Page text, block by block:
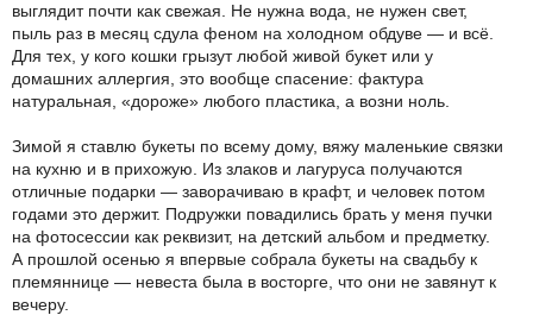
выглядит почти как свежая. Не нужна вода, не нужен свет,
пыль раз в месяц сдула феном на холодном обдуве — и всё.
Для тех, у кого кошки грызут любой живой букет или у
домашних аллергия, это вообще спасение: фактура
натуральная, «дороже» любого пластика, а возни ноль.
Зимой я ставлю букеты по всему дому, вяжу маленькие связки
на кухню и в прихожую. Из злаков и лагуруса получаются
отличные подарки — заворачиваю в крафт, и человек потом
годами это держит. Подружки повадились брать у меня пучки
на фотосессии как реквизит, на детский альбом и предметку.
А прошлой осенью я впервые собрала букеты на свадьбу к
племяннице — невеста была в восторге, что они не завянут к
вечеру.